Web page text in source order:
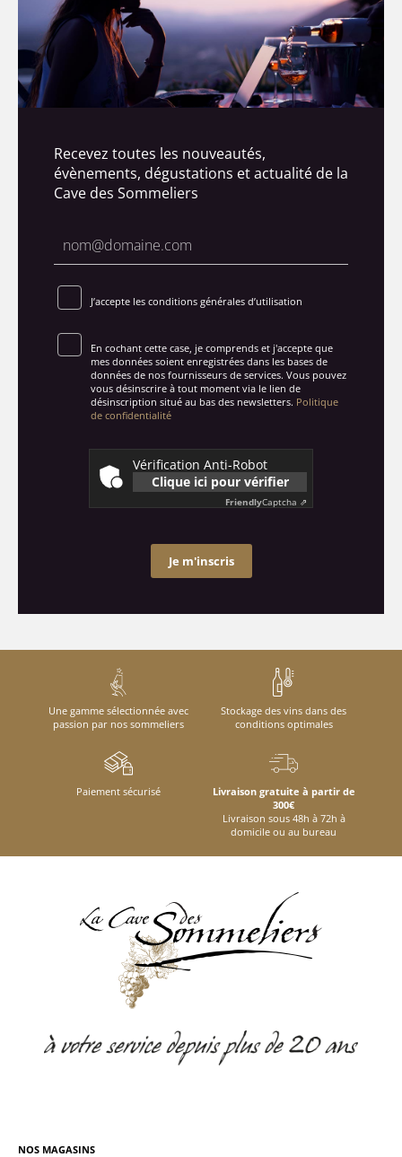
Recevez toutes les nouveautés,
évènements, dégustations et actualité de la
Cave des Sommeliers
J’accepte les conditions générales d’utilisation
En cochant cette case, je comprends et j'accepte que
mes données soient enregistrées dans les bases de
données de nos fournisseurs de services. Vous pouvez
vous désinscrire à tout moment via le lien de
désinscription situé au bas des newsletters. Politique
de confidentialité
Vérification Anti-Robot
Clique ici pour vérifier
FriendlyCaptcha ⇗
Je m'inscris
Une gamme sélectionnée avec
passion par nos sommeliers
Stockage des vins dans des
conditions optimales
Paiement sécurisé
Livraison gratuite à partir de
300€
Livraison sous 48h à 72h à
domicile ou au bureau
NOS MAGASINS